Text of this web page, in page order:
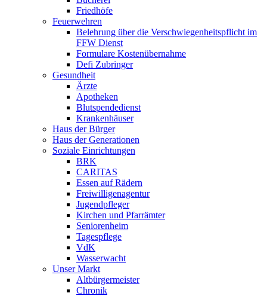
Friedhöfe
Feuerwehren
Belehrung über die Verschwiegenheitspflicht im
FFW Dienst
Formulare Kostenübernahme
Defi Zubringer
Gesundheit
Ärzte
Apotheken
Blutspendedienst
Krankenhäuser
Haus der Bürger
Haus der Generationen
Soziale Einrichtungen
BRK
CARITAS
Essen auf Rädern
Freiwilligenagentur
Jugendpfleger
Kirchen und Pfarrämter
Seniorenheim
Tagespflege
VdK
Wasserwacht
Unser Markt
Altbürgermeister
Chronik